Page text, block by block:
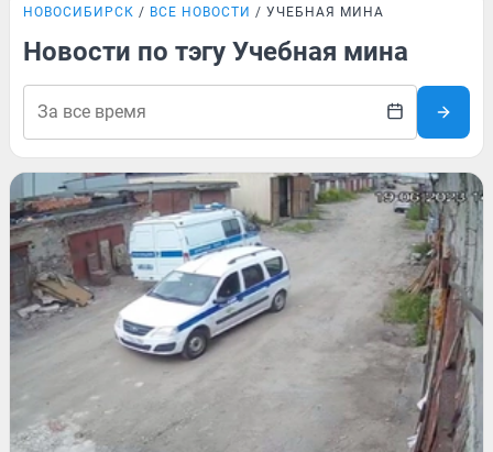
НОВОСИБИРСК ВСЕ НОВОСТИ УЧЕБНАЯ МИНА
Новости по тэгу Учебная мина